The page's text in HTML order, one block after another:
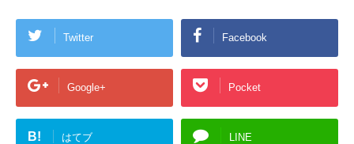
Twitter Facebook
Google+ Pocket
B! はてブ LINE